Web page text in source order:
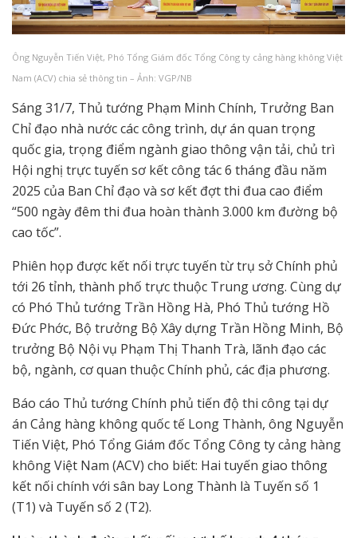
Ông Nguyễn Tiến Việt, Phó Tổng Giám đốc Tổng Công ty cảng hàng không Việt
Nam (ACV) chia sẻ thông tin – Ảnh: VGP/NB
Sáng 31/7, Thủ tướng Phạm Minh Chính, Trưởng Ban
Chỉ đạo nhà nước các công trình, dự án quan trọng
quốc gia, trọng điểm ngành giao thông vận tải, chủ trì
Hội nghị trực tuyến sơ kết công tác 6 tháng đầu năm
2025 của Ban Chỉ đạo và sơ kết đợt thi đua cao điểm
“500 ngày đêm thi đua hoàn thành 3.000 km đường bộ
cao tốc”.
Phiên họp được kết nối trực tuyến từ trụ sở Chính phủ
tới 26 tỉnh, thành phố trực thuộc Trung ương. Cùng dự
có Phó Thủ tướng Trần Hồng Hà, Phó Thủ tướng Hồ
Đức Phớc, Bộ trưởng Bộ Xây dựng Trần Hồng Minh, Bộ
trưởng Bộ Nội vụ Phạm Thị Thanh Trà, lãnh đạo các
bộ, ngành, cơ quan thuộc Chính phủ, các địa phương.
Báo cáo Thủ tướng Chính phủ tiến độ thi công tại dự
án Cảng hàng không quốc tế Long Thành, ông Nguyễn
Tiến Việt, Phó Tổng Giám đốc Tổng Công ty cảng hàng
không Việt Nam (ACV) cho biết: Hai tuyến giao thông
kết nối chính với sân bay Long Thành là Tuyến số 1
(T1) và Tuyến số 2 (T2).